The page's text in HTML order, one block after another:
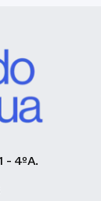
- 4ºA.